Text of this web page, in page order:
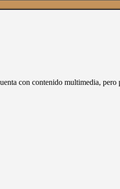
con contenido multimedia,